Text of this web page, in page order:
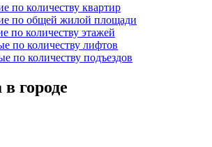
по количеству квартир
по общей жилой площади
по количеству этажей
по количеству лифтов
по количеству подъездов
городе